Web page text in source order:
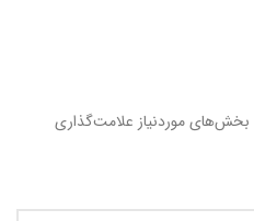
بخش‌های موردنیاز علامت‌گذاری